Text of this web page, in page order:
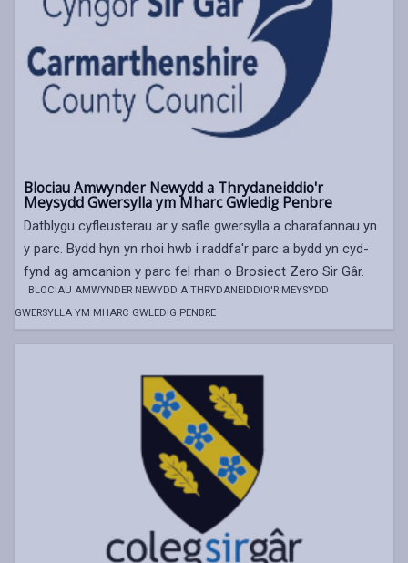
Blociau Amwynder Newydd a Thrydaneiddio'r
Meysydd Gwersylla ym Mharc Gwledig Penbre
Datblygu cyfleusterau ar y safle gwersylla a charafannau yn
y parc. Bydd hyn yn rhoi hwb i raddfa'r parc a bydd yn cyd-
fynd ag amcanion y parc fel rhan o Brosiect Zero Sir Gâr.
BLOCIAU AMWYNDER NEWYDD A THRYDANEIDDIO'R MEYSYDD
GWERSYLLA YM MHARC GWLEDIG PENBRE